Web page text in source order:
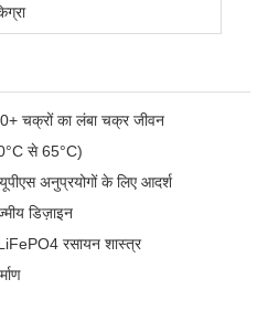
चक्रों का लंबा चक्र जीवन
से 65°C)
अनुप्रयोगों के लिए आदर्श
डिज़ाइन
रसायन शास्त्र